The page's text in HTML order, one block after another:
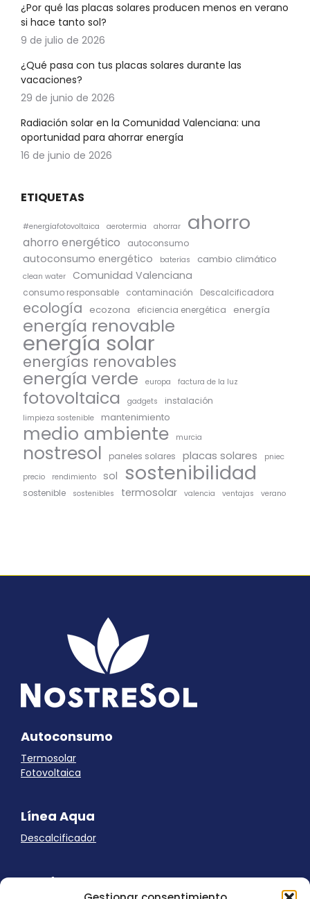
¿Por qué las placas solares producen menos en verano
si hace tanto sol?
9 de julio de 2026
¿Qué pasa con tus placas solares durante las
vacaciones?
29 de junio de 2026
Radiación solar en la Comunidad Valenciana: una
oportunidad para ahorrar energía
16 de junio de 2026
ETIQUETAS
#energíafotovoltaica aerotermia ahorrar ahorro
ahorro energético autoconsumo
autoconsumo energético baterías cambio climático
clean water Comunidad Valenciana
consumo responsable contaminación Descalcificadora
ecología ecozona eficiencia energética energía
energía renovable
energía solar
energías renovables
energía verde europa factura de la luz
fotovoltaica gadgets instalación
limpieza sostenible mantenimiento
medio ambiente murcia
nostresol paneles solares placas solares
pniec
precio
rendimiento sol sostenibilidad
sostenible sostenibles termosolar valencia ventajas verano
Autoconsumo
Termosolar
Fotovoltaica
Línea Aqua
Descalcificador
Ayuda